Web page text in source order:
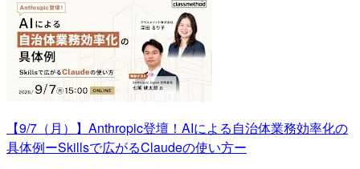
【9/7（月）】Anthropic登壇！AIによる自治体業務効率化の
具体例ーSkillsで広がるClaudeの使い方ー